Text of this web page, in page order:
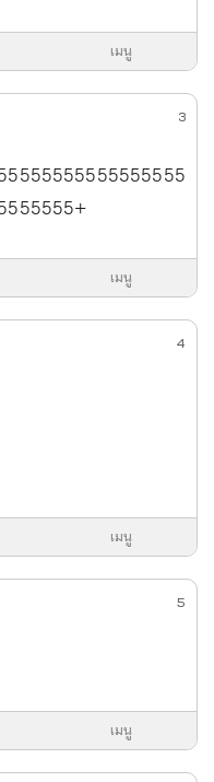
เมนู
3
เมนู
4
เมนู
5
เมนู